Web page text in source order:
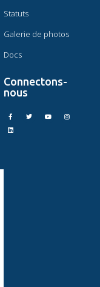
Statuts
Galerie de photos
Docs
Connectons-
nous